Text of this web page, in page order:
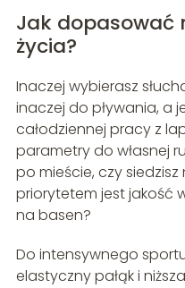
Jak dopasować
życia?
Inaczej wybierasz
inaczej do pływania, a
całodziennej pracy z
parametry do własnej
po mieście, czy
priorytetem jest jakość
na basen?
Do intensywnego
elastyczny pałąk i